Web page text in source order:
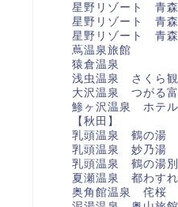
星野リゾート 青
星野リゾート 青
星野リゾート 青
蔦温泉旅館
猿倉温泉
浅虫温泉 さくら
大沢温泉 つがる
鯵ヶ沢温泉 ホテ
【秋田】
乳頭温泉 鶴の湯
乳頭温泉 妙乃湯
乳頭温泉 鶴の湯
夏瀬温泉 都わすれ
奥角館温泉 侘桜